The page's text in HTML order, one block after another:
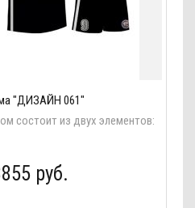
"ДИЗАЙН 061"
состоит из двух элементов:
руб.